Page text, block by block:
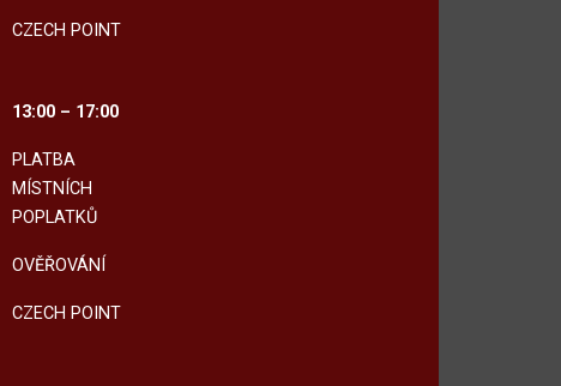
CZECH POINT
13:00 – 17:00
PLATBA
MÍSTNÍCH
POPLATKŮ
OVĚŘOVÁNÍ
CZECH POINT